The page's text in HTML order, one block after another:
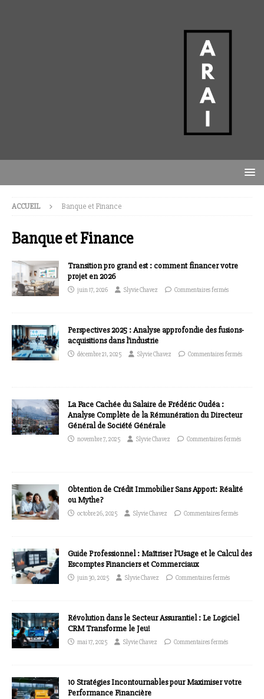
ACCUEIL Banque et Finance
Banque et Finance
Transition pro grand est : comment financer votre
projet en 2026
juin 17, 2026 Slyvie Chavez Commentaires fermés
Perspectives 2025 : Analyse approfondie des fusions-
acquisitions dans l’industrie
décembre 21, 2025 Slyvie Chavez Commentaires fermés
La Face Cachée du Salaire de Frédéric Oudéa :
Analyse Complète de la Rémunération du Directeur
Général de Société Générale
novembre 7, 2025 Slyvie Chavez Commentaires fermés
Obtention de Crédit Immobilier Sans Apport: Réalité
ou Mythe?
octobre 26, 2025 Slyvie Chavez Commentaires fermés
Guide Professionnel : Maîtriser l’Usage et le Calcul des
Escomptes Financiers et Commerciaux
juin 30, 2025 Slyvie Chavez Commentaires fermés
Révolution dans le Secteur Assurantiel : Le Logiciel
CRM Transforme le Jeu!
mai 17, 2025 Slyvie Chavez Commentaires fermés
10 Stratégies Incontournables pour Maximiser votre
Performance Financière